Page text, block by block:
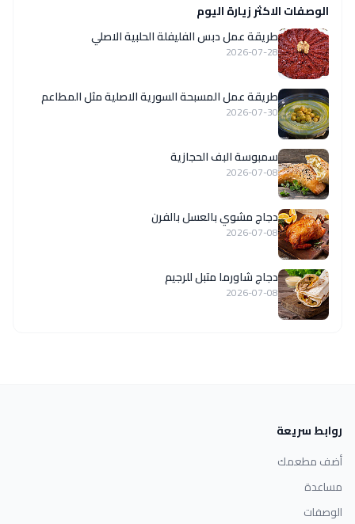
الوصفات الاكثر زيارة اليوم
طريقة عمل دبس الفليفلة الحلبية الاصلي
2026-07-28
‏طريقة عمل المسبحة السورية الاصلية مثل المطاعم
2026-07-30
سمبوسة البف الحجازية
2026-07-08
دجاج مشوي بالعسل بالفرن
2026-07-08
دجاج شاورما متبل للرجيم
2026-07-08
روابط سريعة
أضف مطعمك
مساعدة
الوصفات